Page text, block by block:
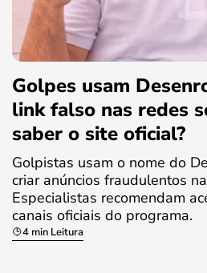
Golpes usam
link falso nas redes
saber o site oficial?
Golpistas usam o nome do
criar anúncios fraudulentos
Especialistas recomendam
canais oficiais do programa.
4 min Leitura